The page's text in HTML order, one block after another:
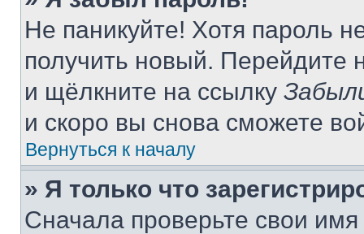
Не паникуйте! Хотя пароль
получить новый. Перейдите
и щёлкните на ссылку
и скоро вы снова сможете
Вернуться к началу
» Я только что
Сначала проверьте свои